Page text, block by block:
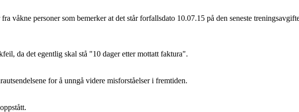
våkne personer som bemerker at det står forfallsdato 10.07.15 på den seneste
da det egentlig skal stå "10 dager etter mottatt faktura".
for å unngå videre misforståelser i fremtiden.